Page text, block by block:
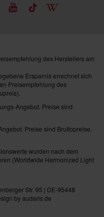
des Herstellers am
Ersparnis errechnet sich
Preisempfehlung des
Angebot. Preise sind
Preise sind Bruttopreise.
wurden nach dem
(Worldwide Harmonized Light
Str. 95 | DE-95448
by audaris.de